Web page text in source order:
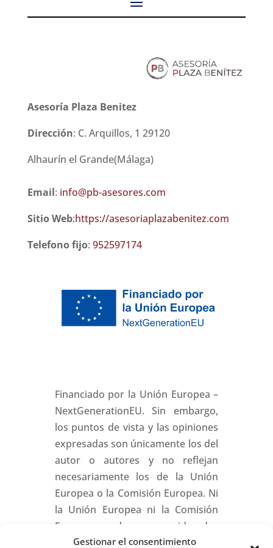
Gestionar el consentimiento
Asesoría Plaza Benitez
Dirección: C. Arquillos, 1 29120
Alhaurín el Grande(Málaga)
Email: info@pb-asesores.com
Sitio Web:https://asesoriaplazabenitez.com
Telefono fijo: 952597174
Financiado por la Unión Europea –
NextGenerationEU. Sin embargo,
los puntos de vista y las opiniones
expresadas son únicamente los del
autor o autores y no reflejan
necesariamente los de la Unión
Europea o la Comisión Europea. Ni
la Unión Europea ni la Comisión
Europea pueden ser consideradas
responsables de las mismas.